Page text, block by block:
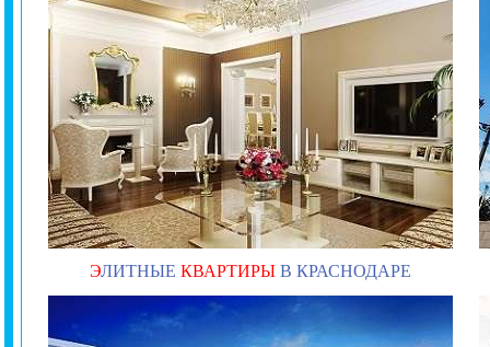
ЭЛИТНЫЕ КВАРТИРЫ В КРАСНОДАРЕ